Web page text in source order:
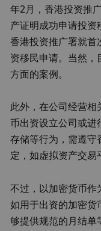
年2月，香港投资推
产证明成功申请投资
香港投资推广署就首
资移民申请。当然
方面的案例。
此外，在公司经营
币出资设立公司或进
存储等行为，需遵
定，如虚拟资产交易
不过，以加密货币作
如用于出资的加密
够提供规范的月结单